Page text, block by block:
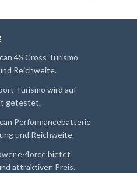
4S Cross Turismo
Reichweite.
Turismo wird auf
getestet.
Performancebatterie
und Reichweite.
e-4orce bietet
attraktiven Preis.